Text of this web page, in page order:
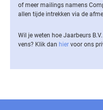
of meer mailings namens
allen tijde intrekken via de
Wil je weten hoe Jaarbeurs
vens? Klik dan hier voor ons